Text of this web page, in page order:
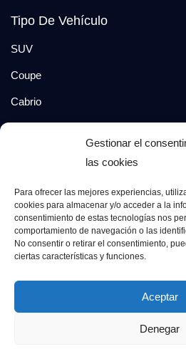
Gestionar el
las cookies
Para ofrecer las mejores experiencias,
cookies para almacenar y/o acceder a la
consentimiento de estas tecnologías nos
comportamiento de navegación o las
No consentir o retirar el consentimiento,
ciertas características y funciones.
Aceptar
Denegar
Tipo De Vehículo
SUV
Coupe
Cabrio
Síguenos en:
© 2026 Grupo Luxury Cars. Todos
Política de Privacidad